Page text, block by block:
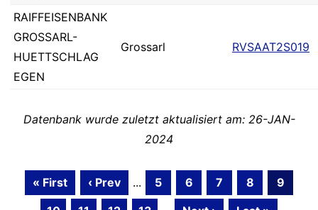
RAIFFEISENBANK
GROSSARL-
HUETTSCHLAG
EGEN
Grossarl RVSAAT2S019
Datenbank wurde zuletzt aktualisiert am: 26-JAN-
2024
« First ‹ Prev ... 5 6 7 8
9